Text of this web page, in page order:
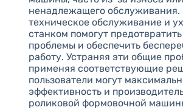
ненадлежащего обслуживания.
техническое обслуживание и
станком помогут
проблемы и обеспечить
работу. Устраняя эти общие
применяя соответствующие
пользователи могут
эффективность и
роликовой формовочной